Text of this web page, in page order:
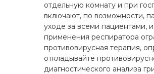
отдельную комнату и при
включают, по возможности,
уходе за всеми пациентами,
применения респиратора
противовирусная терапия,
откладывайте
диагностического анализа